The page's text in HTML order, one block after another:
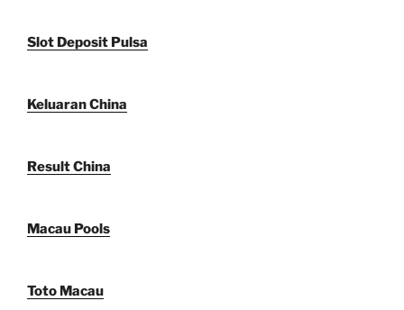
Slot Deposit Pulsa
Keluaran China
Result China
Macau Pools
Toto Macau